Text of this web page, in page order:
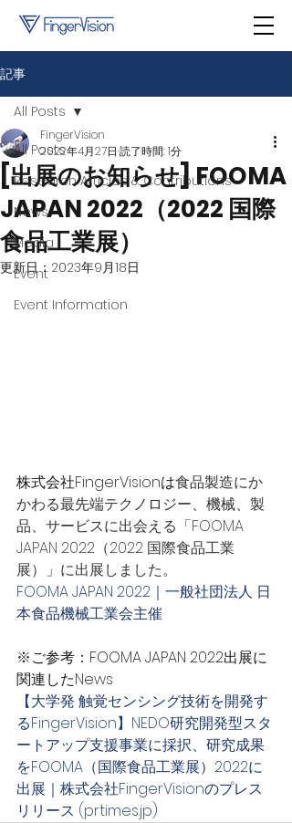
記事
All Posts
Research Articles & Contributions
News
Media
Event
Event Information
All Posts
[出展のお知らせ] FOOMA
JAPAN 2022（2022 国際
食品工業展）
FingerVision
2022年4月27日 読了時間: 1分
更新日： 2023年9月18日
株式会社FingerVisionは食品製造にか
かわる最先端テクノロジー、機械、製
品、サービスに出会える「FOOMA
JAPAN 2022（2022 国際食品工業
展）」に出展しました。
FOOMA JAPAN 2022｜一般社団法人 日
本食品機械工業会主催
※ご参考：FOOMA JAPAN 2022出展に
関連したNews
【大学発 触覚センシング技術を開発す
るFingerVision】NEDO研究開発型スタ
ートアップ支援事業に採択、研究成果
をFOOMA（国際食品工業展）2022に
出展｜株式会社FingerVisionのプレス
リリース (prtimes.jp)